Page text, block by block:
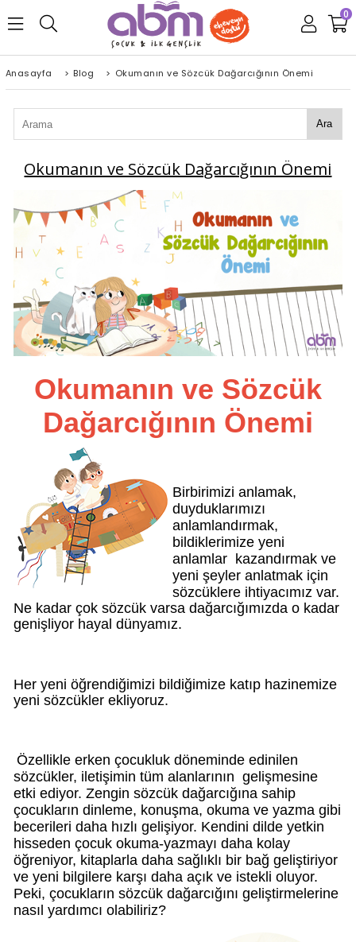
0
Anasayfa > Blog > Okumanın ve Sözcük Dağarcığının Önemi
Ara
Okumanın ve Sözcük Dağarcığının Önemi
Okumanın ve Sözcük
Dağarcığının Önemi
Birbirimizi anlamak,
duyduklarımızı
anlamlandırmak,
bildiklerimize yeni
anlamlar kazandırmak ve
yeni şeyler anlatmak için
sözcüklere ihtiyacımız var.
Ne kadar çok sözcük varsa dağarcığımızda o kadar
genişliyor hayal dünyamız.
Her yeni öğrendiğimizi bildiğimize katıp hazinemize
yeni sözcükler ekliyoruz.
Özellikle erken çocukluk döneminde edinilen
sözcükler, iletişimin tüm alanlarının gelişmesine
etki ediyor. Zengin sözcük dağarcığına sahip
çocukların dinleme, konuşma, okuma ve yazma gibi
becerileri daha hızlı gelişiyor. Kendini dilde yetkin
hisseden çocuk okuma-yazmayı daha kolay
öğreniyor, kitaplarla daha sağlıklı bir bağ geliştiriyor
ve yeni bilgilere karşı daha açık ve istekli oluyor.
Peki, çocukların sözcük dağarcığını geliştirmelerine
nasıl yardımcı olabiliriz?